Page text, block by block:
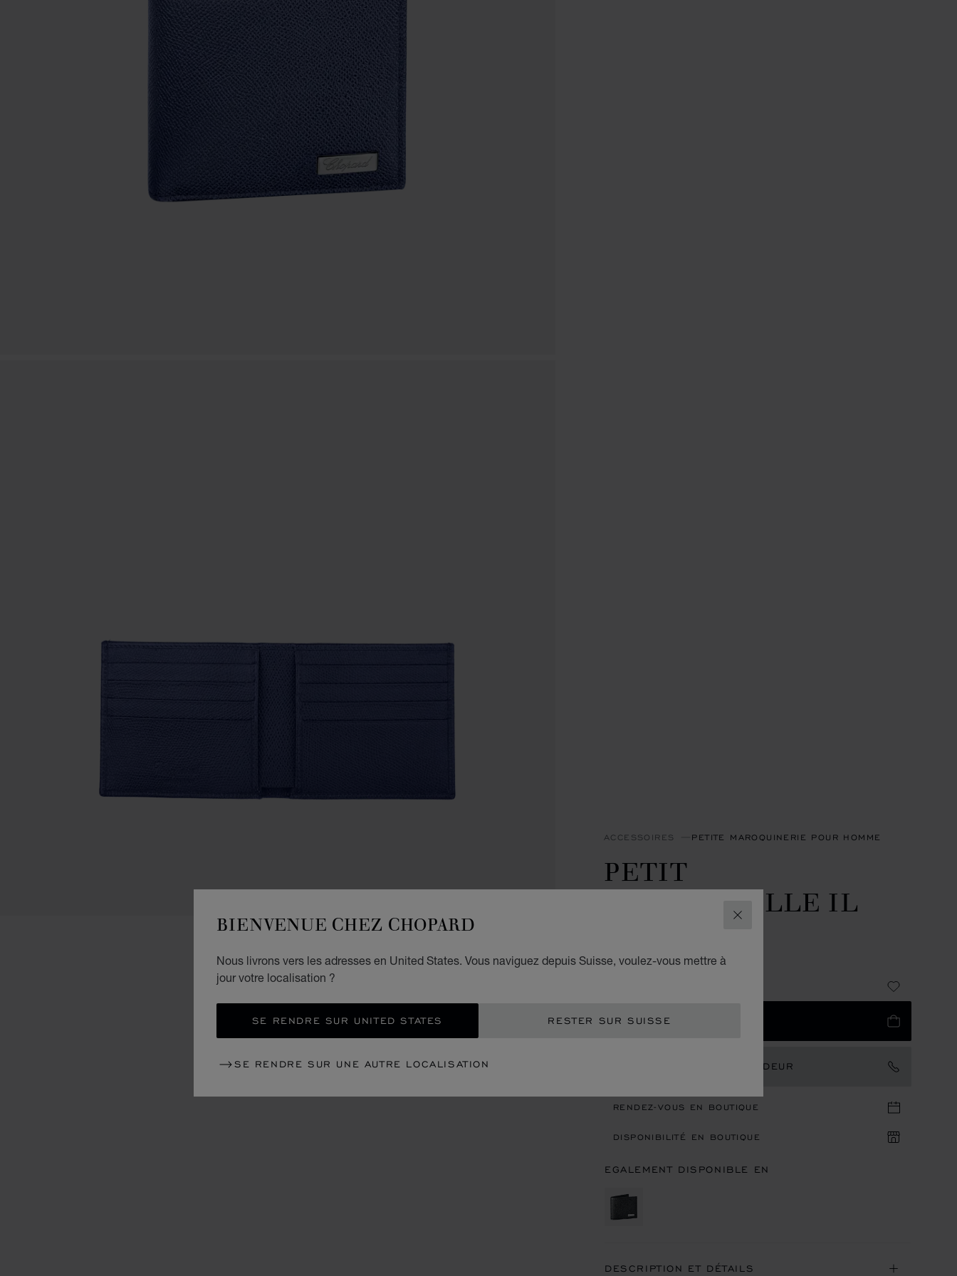
FERMER
BIENVENUE CHEZ CHOPARD
Nous livrons vers les adresses en United States. Vous naviguez depuis Suisse, voulez-vous mettre à
jour votre localisation ?
SE RENDRE SUR UNITED STATES RESTER SUR SUISSE
SE RENDRE SUR UNE AUTRE LOCALISATION
ACCESSOIRES PETITE MAROQUINERIE POUR HOMME
PETIT
PORTEFEUILLE IL
CLASSICO
CUIR DE VEAU GRAINÉ BLEU
AJOUTER AU PANIER
CONTACTER UN AMBASSADEUR
RENDEZ-VOUS EN BOUTIQUE
DISPONIBILITÉ EN BOUTIQUE
EGALEMENT DISPONIBLE EN
DESCRIPTION ET DÉTAILS